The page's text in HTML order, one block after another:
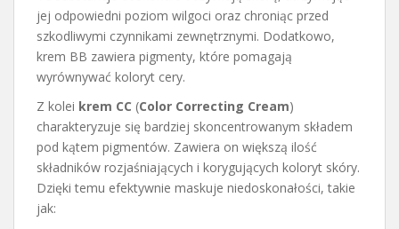
jej odpowiedni poziom wilgoci oraz chroniąc przed
szkodliwymi czynnikami zewnętrznymi. Dodatkowo,
krem BB zawiera pigmenty, które pomagają
wyrównywać koloryt cery.
Z kolei krem CC (Color Correcting Cream)
charakteryzuje się bardziej skoncentrowanym składem
pod kątem pigmentów. Zawiera on większą ilość
składników rozjaśniających i korygujących koloryt skóry.
Dzięki temu efektywnie maskuje niedoskonałości, takie
jak: